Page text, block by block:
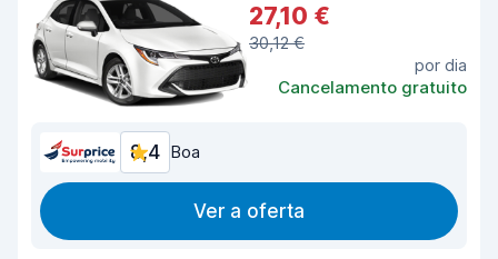
27,10 €
30,12 €
por dia
Cancelamento gratuito
8,4 Boa
Ver a oferta